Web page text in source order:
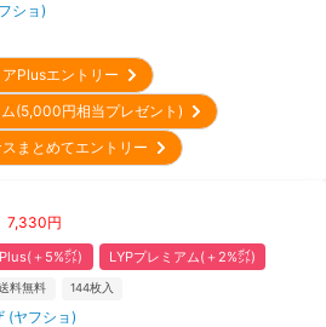
ショ)
アPlusエントリー
ム(5,000円相当プレゼント)
スまとめてエントリー
7,330円
＋5%㌽) LYPプレミアム(＋2%㌽)
料無料 144枚入
(ヤフショ)